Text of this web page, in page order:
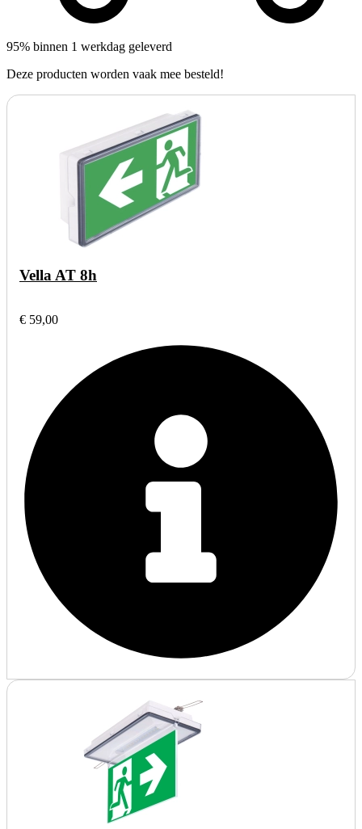
95% binnen 1 werkdag geleverd
Deze producten worden vaak mee besteld!
Vella AT 8h
€ 59,00